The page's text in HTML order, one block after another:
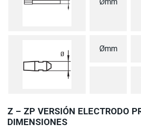
Ømm
Ømm
Z – ZP VERSIÓN ELECTRODO
DIMENSIONES